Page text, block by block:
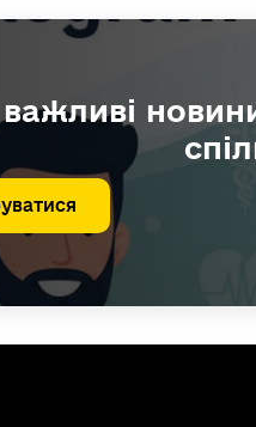
важливі